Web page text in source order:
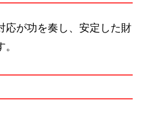
応が功を奏し、安定した財